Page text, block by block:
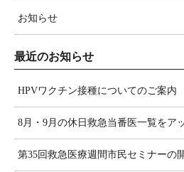
お知らせ
最近のお知らせ
HPVワクチン接種についてのご案内
8月・9月の休日救急当番医一覧をア
第35回救急医療週間市民セミナーの